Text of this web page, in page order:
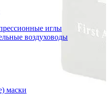
иглы
воздуховоды
маски